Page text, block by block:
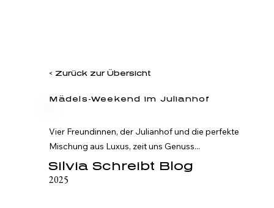
< Zurück zur Übersicht
Mädels-Weekend im Julianhof
Vier Freundinnen, der Julianhof und die perfekte
Mischung aus Luxus, zeit uns Genuss...
Silvia Schreibt Blog
2025